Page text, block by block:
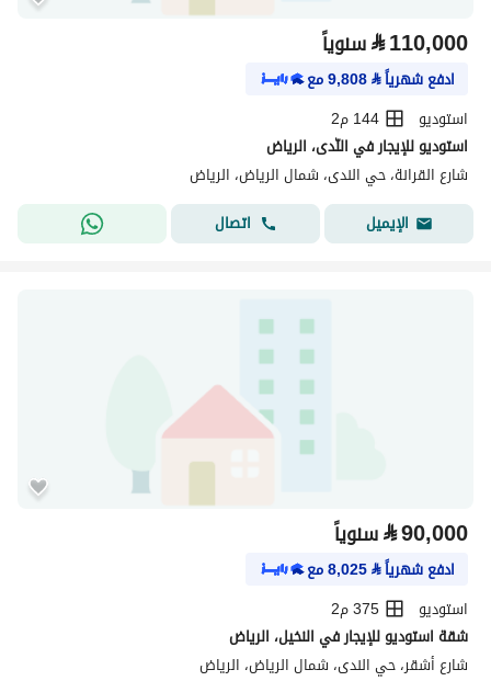
⃁110,000 سنوياً
ادفع شهرياً⃁
9,808مع
استوديو
144 م2
استوديو للإيجار في النّدى، الرياض
شارع القرانة، حي الندى، شمال الرياض، الرياض
الإيميل
اتصال
⃁90,000 سنوياً
ادفع شهرياً⃁
8,025مع
استوديو
375 م2
شقة استوديو للإيجار في النخيل، الرياض
شارع أشقر، حي الندى، شمال الرياض، الرياض